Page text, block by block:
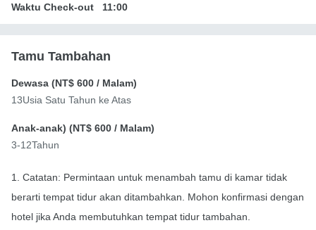
Waktu Check-out 11:00
Tamu Tambahan
Dewasa (NT$ 600 / Malam)
13Usia Satu Tahun ke Atas
Anak-anak) (NT$ 600 / Malam)
3-12Tahun
1. Catatan: Permintaan untuk menambah tamu di kamar tidak
berarti tempat tidur akan ditambahkan. Mohon konfirmasi dengan
hotel jika Anda membutuhkan tempat tidur tambahan.